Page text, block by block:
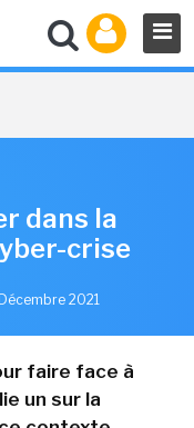
dans la
crise
2021
faire face à
un sur la